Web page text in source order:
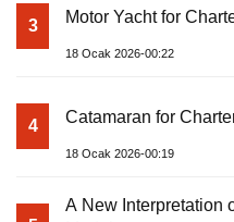
3 Motor Yacht for
18 Ocak 2026-00:22
4 Catamaran for
18 Ocak 2026-00:19
A New Interpretation